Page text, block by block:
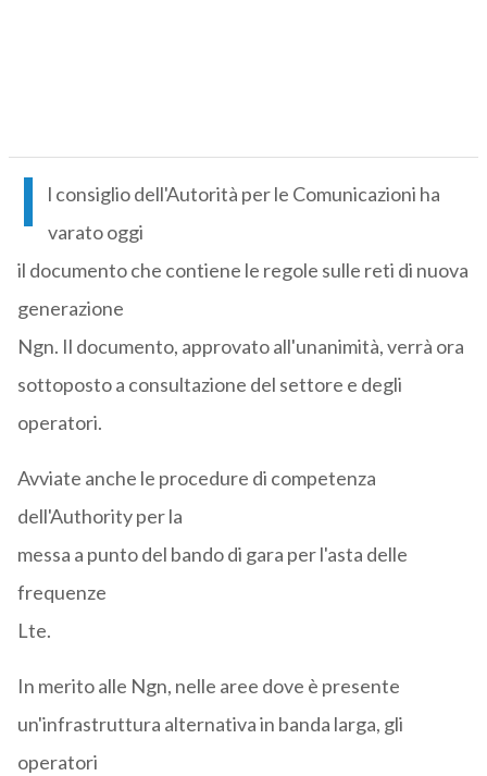
I
l consiglio dell'Autorità per le Comunicazioni ha
varato oggi
il documento che contiene le regole sulle reti di nuova
generazione
Ngn. Il documento, approvato all'unanimità, verrà ora
sottoposto a consultazione del settore e degli
operatori.
Avviate anche le procedure di competenza
dell'Authority per la
messa a punto del bando di gara per l'asta delle
frequenze
Lte.
In merito alle Ngn, nelle aree dove è presente
un'infrastruttura alternativa in banda larga, gli
operatori